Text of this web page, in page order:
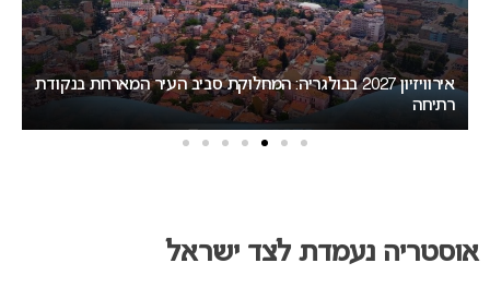
המירוץ לאירוויזיון 2027: בורגס בדרך לחטוף לסופיה את האירוח
אוסטריה נעמדת לצד ישראל